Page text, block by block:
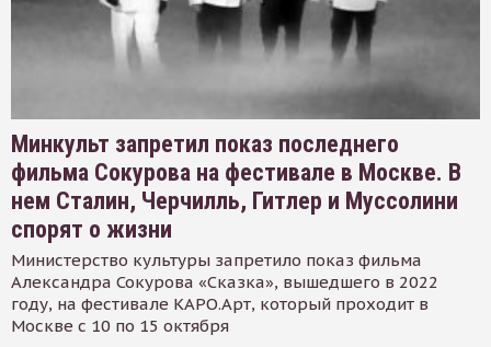
Минкульт запретил показ последнего
фильма Сокурова на фестивале в Москве. В
нем Сталин, Черчилль, Гитлер и Муссолини
спорят о жизни
Министерство культуры запретило показ фильма
Александра Сокурова «Сказка», вышедшего в 2022
году, на фестивале КАРО.Арт, который проходит в
Москве с 10 по 15 октября